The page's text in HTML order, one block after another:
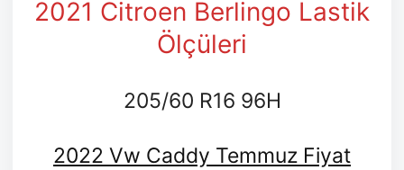
2021 Citroen Berlingo Lastik
Ölçüleri
205/60 R16 96H
2022 Vw Caddy Temmuz Fiyat